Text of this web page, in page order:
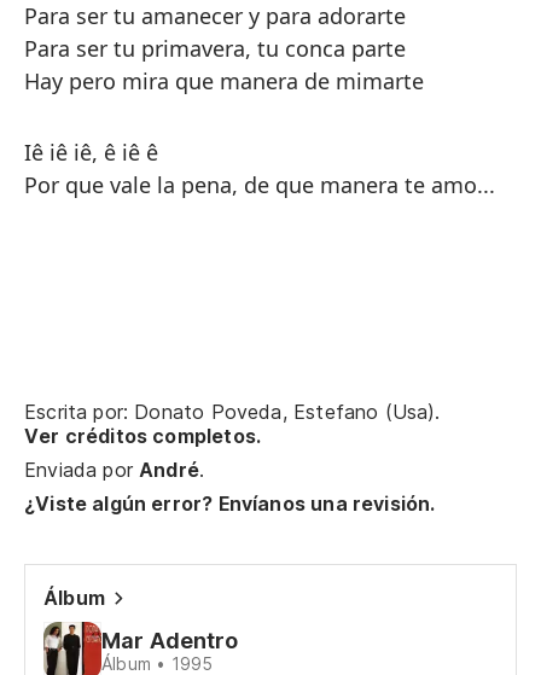
Para ser tu amanecer y para adorarte
Para ser tu primavera, tu conca parte
Hay pero mira que manera de mimarte
Iê iê iê, ê iê ê
Por que vale la pena, de que manera te amo...
Escrita por: Donato Poveda, Estefano (Usa).
Ver créditos completos.
Enviada porAndré.
¿Viste algún error? Envíanos una revisión.
Álbum
Mar Adentro
Álbum • 1995